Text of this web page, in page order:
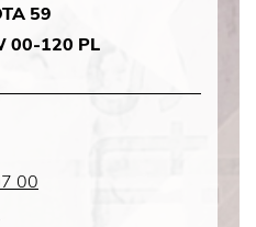
59
00-120 PL
00